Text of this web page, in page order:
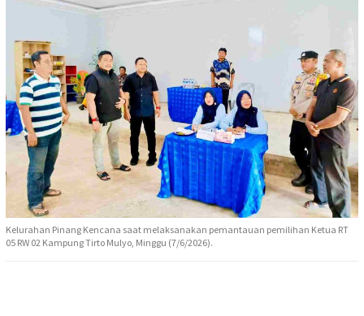
Kelurahan Pinang Kencana saat melaksanakan pemantauan pemilihan Ketua RT
05 RW 02 Kampung Tirto Mulyo, Minggu (7/6/2026).